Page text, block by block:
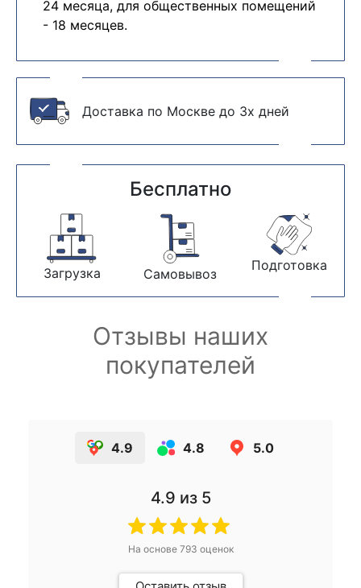
24 месяца, для общественных помещений
- 18 месяцев.
Доставка по Москве до 3х дней
Бесплатно
Загрузка Самовывоз
Подготовка
Отзывы наших
покупателей
4.9 4.8 5.0
4.9 из 5
На основе 793 оценок